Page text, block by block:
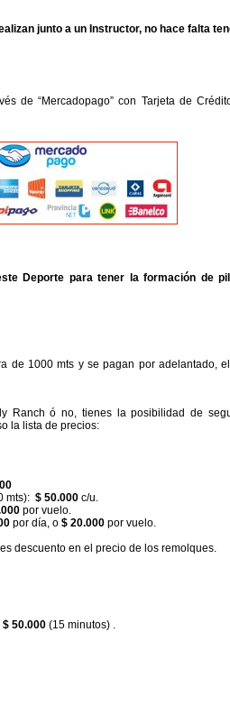
junto a un Instructor, no hace falta
de “Mercadopago” con Tarjeta de
Deporte para tener la formación de
de 1000 mts y se pagan por adelantado,
Ranch ó no, tienes la posibilidad de
la lista de precios:
mts): $ 50.000 c/u.
por vuelo.
por día, o $ 20.000 por vuelo.
descuento en el precio de los remolques
$ 50.000 (15 minutos) .